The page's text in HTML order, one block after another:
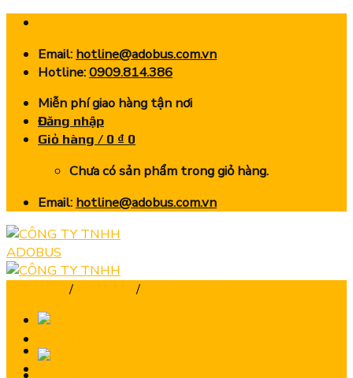
Skip
contentEmail: hotline@adobus.com.vn
Hotline:0909.814.386
Miễn phí giao hàng tận nơi
Đăng nhập
Giỏ hàng / 0 ₫ 0
Chưa có sản phẩm trong giỏ hàng.
Email: hotline@adobus.com.vn
Trang chủ
/ /